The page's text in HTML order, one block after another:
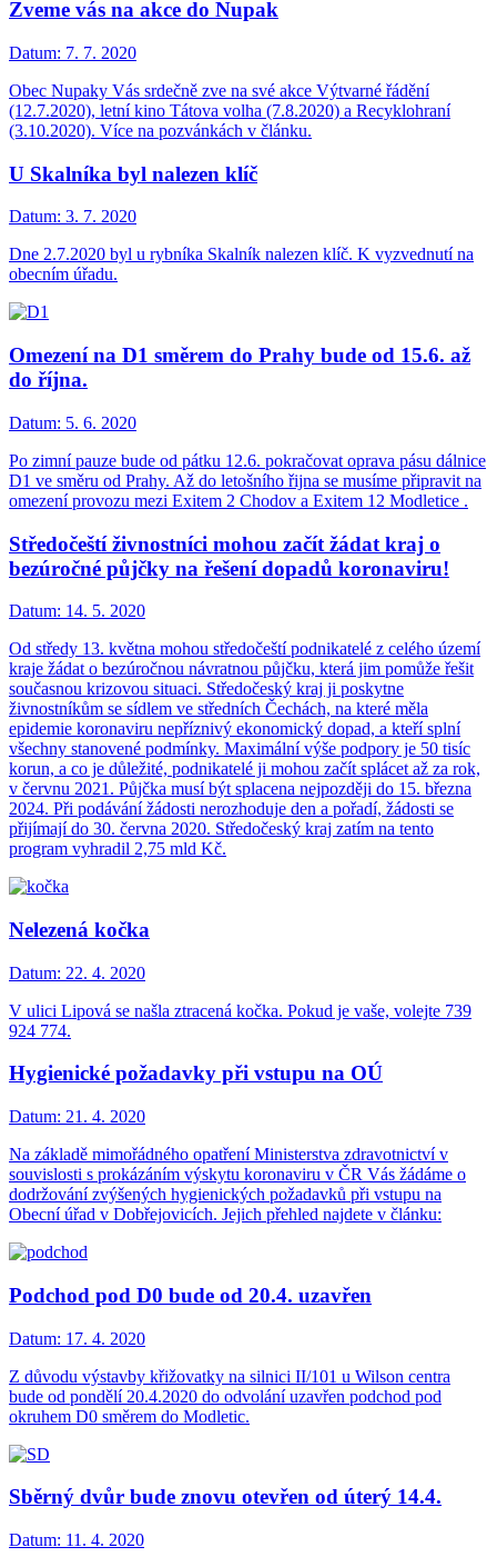
Zveme vás na akce do Nupak
Datum: 7. 7. 2020
Obec Nupaky Vás srdečně zve na své akce Výtvarné řádění
(12.7.2020), letní kino Tátova volha (7.8.2020) a Recyklohraní
(3.10.2020). Více na pozvánkách v článku.
U Skalníka byl nalezen klíč
Datum: 3. 7. 2020
Dne 2.7.2020 byl u rybníka Skalník nalezen klíč. K vyzvednutí na
obecním úřadu.
Omezení na D1 směrem do Prahy bude od 15.6. až
do října.
Datum: 5. 6. 2020
Po zimní pauze bude od pátku 12.6. pokračovat oprava pásu dálnice
D1 ve směru od Prahy. Až do letošního řijna se musíme připravit na
omezení provozu mezi Exitem 2 Chodov a Exitem 12 Modletice .
Středočeští živnostníci mohou začít žádat kraj o
bezúročné půjčky na řešení dopadů koronaviru!
Datum: 14. 5. 2020
Od středy 13. května mohou středočeští podnikatelé z celého území
kraje žádat o bezúročnou návratnou půjčku, která jim pomůže řešit
současnou krizovou situaci. Středočeský kraj ji poskytne
živnostníkům se sídlem ve středních Čechách, na které měla
epidemie koronaviru nepříznivý ekonomický dopad, a kteří splní
všechny stanovené podmínky. Maximální výše podpory je 50 tisíc
korun, a co je důležité, podnikatelé ji mohou začít splácet až za rok,
v červnu 2021. Půjčka musí být splacena nejpozději do 15. března
2024. Při podávání žádosti nerozhoduje den a pořadí, žádosti se
přijímají do 30. června 2020. Středočeský kraj zatím na tento
program vyhradil 2,75 mld Kč.
Nelezená kočka
Datum: 22. 4. 2020
V ulici Lipová se našla ztracená kočka. Pokud je vaše, volejte 739
924 774.
Hygienické požadavky při vstupu na OÚ
Datum: 21. 4. 2020
Na základě mimořádného opatření Ministerstva zdravotnictví v
souvislosti s prokázáním výskytu koronaviru v ČR Vás žádáme o
dodržování zvýšených hygienických požadavků při vstupu na
Obecní úřad v Dobřejovicích. Jejich přehled najdete v článku:
Podchod pod D0 bude od 20.4. uzavřen
Datum: 17. 4. 2020
Z důvodu výstavby křižovatky na silnici II/101 u Wilson centra
bude od pondělí 20.4.2020 do odvolání uzavřen podchod pod
okruhem D0 směrem do Modletic.
Sběrný dvůr bude znovu otevřen od úterý 14.4.
Datum: 11. 4. 2020